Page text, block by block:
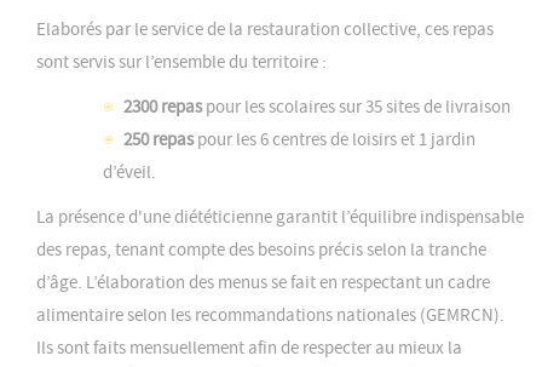
Elaborés par le service de la restauration collective, ces repas
sont servis sur l’ensemble du territoire :
2300 repaspour les scolaires sur 35 sites de livraison
250 repaspour les 6 centres de loisirs et 1 jardin
d’éveil.
La présence d'une diététicienne garantit l’équilibre indispensable
des repas, tenant compte des besoins précis selon la tranche
d’âge. L’élaboration des menus se fait en respectant un cadre
alimentaire selon les recommandations nationales (GEMRCN).
Ils sont faits mensuellement afin de respecter au mieux la